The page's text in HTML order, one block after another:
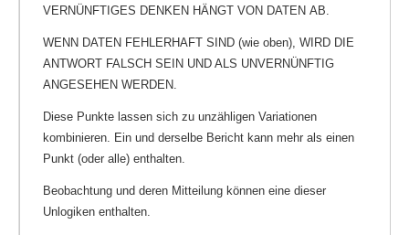
VERNÜNFTIGES DENKEN HÄNGT VON DATEN AB.
WENN DATEN FEHLERHAFT SIND (wie oben), WIRD DIE
ANTWORT FALSCH SEIN UND ALS UNVERNÜNFTIG
ANGESEHEN WERDEN.
Diese Punkte lassen sich zu unzähligen Variationen
kombinieren. Ein und derselbe Bericht kann mehr als einen
Punkt (oder alle) enthalten.
Beobachtung und deren Mitteilung können eine dieser
Unlogiken enthalten.